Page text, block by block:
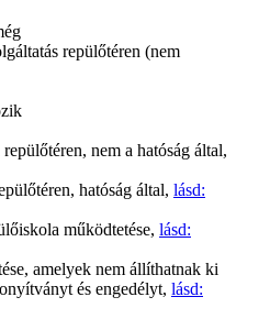
repülőtéren (nem
nem a hatóság által,
hatóság által, lásd:
működtetése, lásd:
amelyek nem állíthatnak ki
és engedélyt, lásd: